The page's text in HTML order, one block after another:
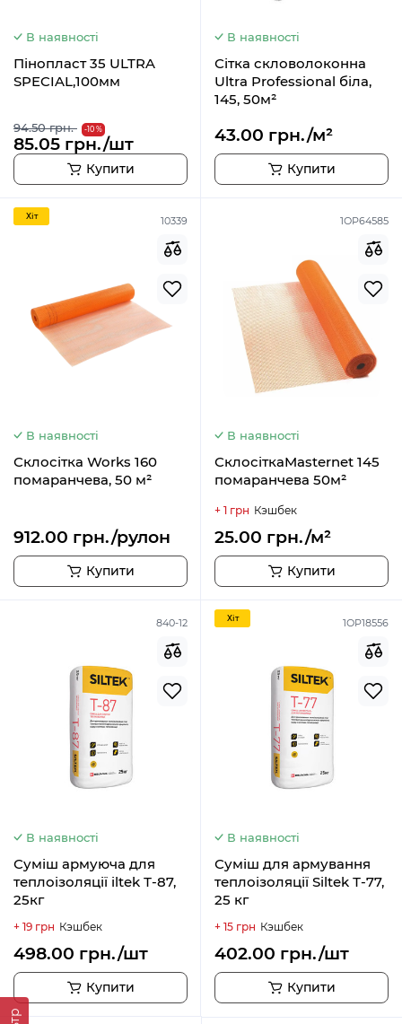
В наявності
Пінопласт 35 ULTRA
SPECIAL,100мм
94.50 грн. -10 %
85.05 грн./шт
Купити
В наявності
Сітка скловолоконна
Ultra Professional біла,
145, 50м²
43.00 грн./м²
Купити
10339
Хiт
В наявності
Склосітка Works 160
помаранчева, 50 м²
912.00 грн./рулон
Купити
1ОР64585
В наявності
СклосіткаMasternet 145
помаранчева 50м²
+ 1 грн Кэшбек
25.00 грн./м²
Купити
840-12
В наявності
Суміш армуюча для
теплоізоляції iltek Т-87,
25кг
+ 19 грн Кэшбек
498.00 грн./шт
Купити
1ОР18556
Хiт
В наявності
Суміш для армування
теплоізоляції Siltek Т-77,
25 кг
+ 15 грн Кэшбек
402.00 грн./шт
Купити